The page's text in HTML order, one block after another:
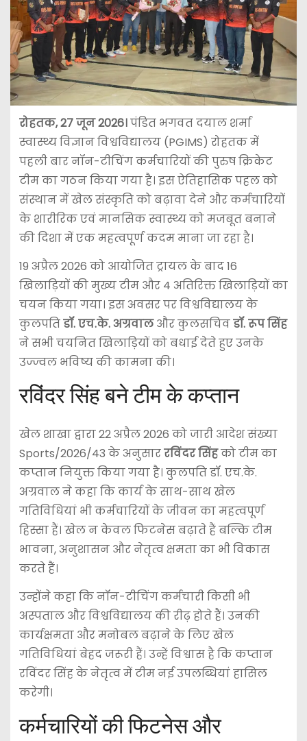
रोहतक, 27 जून 2026।पंडित भगवत दयाल शर्मा
स्वास्थ्य विज्ञान विश्वविद्यालय (PGIMS) रोहतक में
पहली बार नॉन-टीचिंग कर्मचारियों की पुरुष क्रिकेट
टीम का गठन किया गया है। इस ऐतिहासिक पहल को
संस्थान में खेल संस्कृति को बढ़ावा देने और कर्मचारियों
के शारीरिक एवं मानसिक स्वास्थ्य को मजबूत बनाने
की दिशा में एक महत्वपूर्ण कदम माना जा रहा है।
19 अप्रैल 2026 को आयोजित ट्रायल के बाद 16
खिलाड़ियों की मुख्य टीम और 4 अतिरिक्त खिलाड़ियों का
चयन किया गया। इस अवसर पर विश्वविद्यालय के
कुलपतिडॉ. एच.के. अग्रवालऔर कुलसचिवडॉ. रूप सिंह
ने सभी चयनित खिलाड़ियों को बधाई देते हुए उनके
उज्ज्वल भविष्य की कामना की।
रविंदर सिंह बने टीम के कप्तान
खेल शाखा द्वारा 22 अप्रैल 2026 को जारी आदेश संख्या
Sports/2026/43 के अनुसाररविंदर सिंहको टीम का
कप्तान नियुक्त किया गया है। कुलपति डॉ. एच.के.
अग्रवाल ने कहा कि कार्य के साथ-साथ खेल
गतिविधियां भी कर्मचारियों के जीवन का महत्वपूर्ण
हिस्सा हैं। खेल न केवल फिटनेस बढ़ाते हैं बल्कि टीम
भावना, अनुशासन और नेतृत्व क्षमता का भी विकास
करते हैं।
उन्होंने कहा कि नॉन-टीचिंग कर्मचारी किसी भी
अस्पताल और विश्वविद्यालय की रीढ़ होते हैं। उनकी
कार्यक्षमता और मनोबल बढ़ाने के लिए खेल
गतिविधियां बेहद जरूरी हैं। उन्हें विश्वास है कि कप्तान
रविंदर सिंह के नेतृत्व में टीम नई उपलब्धियां हासिल
करेगी।
कर्मचारियों की फिटनेस और